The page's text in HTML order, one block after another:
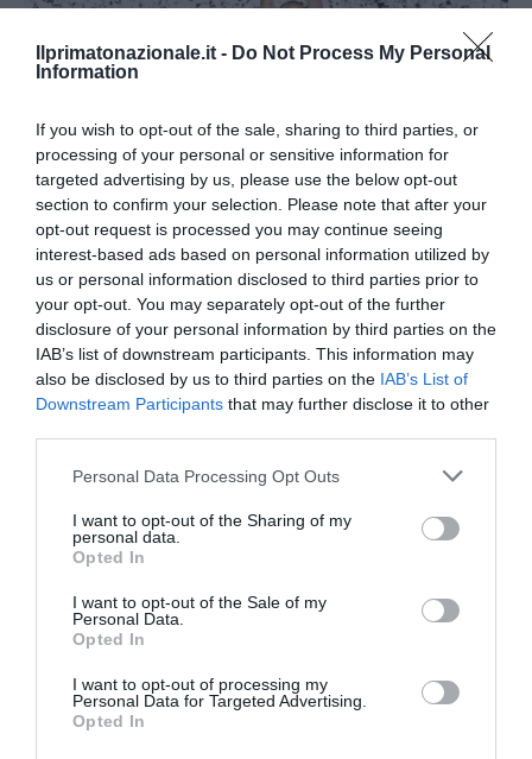
Ilprimatonazionale.it - Do Not Process My Personal
Information
If you wish to opt-out of the sale, sharing to third parties, or
processing of your personal or sensitive information for
targeted advertising by us, please use the below opt-out
section to confirm your selection. Please note that after your
opt-out request is processed you may continue seeing
interest-based ads based on personal information utilized by
us or personal information disclosed to third parties prior to
your opt-out. You may separately opt-out of the further
disclosure of your personal information by third parties on the
IAB’s list of downstream participants. This information may
also be disclosed by us to third parties on the IAB’s List of
Downstream Participants that may further disclose it to other
Please note that this website/app uses one or more Google
not limited to your visit or usage behaviour. You may click to
grant or deny consent to Google and its third-party tags to
use your data for below specified purposes in below Google
consent section.
Personal Data Processing Opt Outs
I want to opt-out of the Sharing of my
personal data.
Opted In
I want to opt-out of the Sale of my
Personal Data.
Opted In
I want to opt-out of processing my
Personal Data for Targeted Advertising.
Opted In
Berlino 2006, una notte da campioni del mondo
18 Luglio 2026
Inghilterra-Argentina, molto più di una partita
15 Luglio 2026